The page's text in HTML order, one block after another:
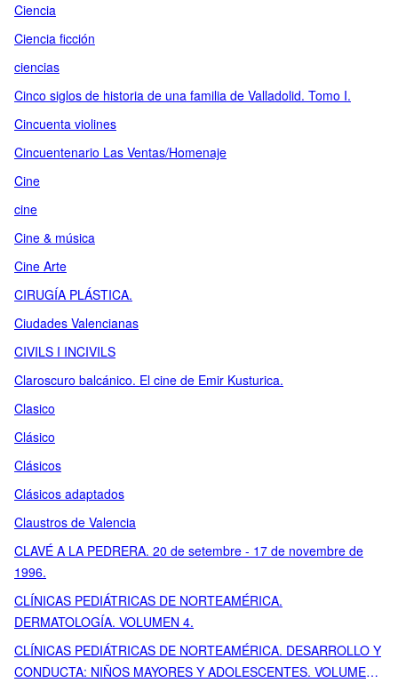
Ciencia
Ciencia ficción
ciencias
Cinco siglos de historia de una familia de Valladolid. Tomo I.
Cincuenta violines
Cincuentenario Las Ventas/Homenaje
Cine
cine
Cine & música
Cine Arte
CIRUGÍA PLÁSTICA.
Ciudades Valencianas
CIVILS I INCIVILS
Claroscuro balcánico. El cine de Emir Kusturica.
Clasico
Clásico
Clásicos
Clásicos adaptados
Claustros de Valencia
CLAVÉ A LA PEDRERA. 20 de setembre - 17 de novembre de
1996.
CLÍNICAS PEDIÁTRICAS DE NORTEAMÉRICA.
DERMATOLOGÍA. VOLUMEN 4.
CLÍNICAS PEDIÁTRICAS DE NORTEAMÉRICA. DESARROLLO Y
CONDUCTA: NIÑOS MAYORES Y ADOLESCENTES. VOLUMEN